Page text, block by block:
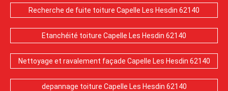
Recherche de fuite toiture Capelle Les Hesdin 62140
Etanchéité toiture Capelle Les Hesdin 62140
Nettoyage et ravalement façade Capelle Les Hesdin 62140
depannage toiture Capelle Les Hesdin 62140